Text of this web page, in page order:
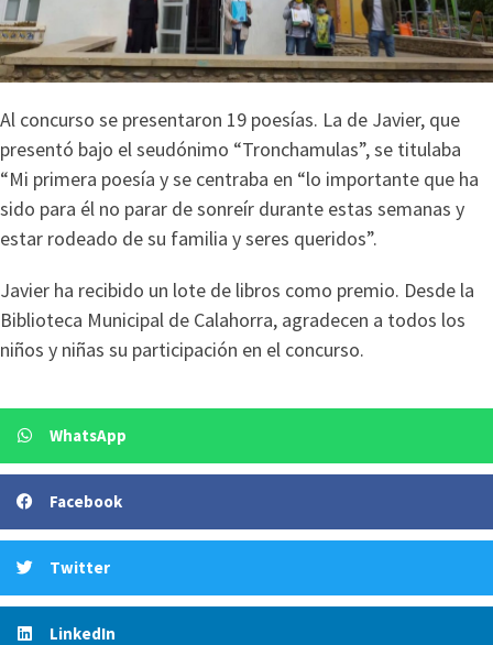
Al concurso se presentaron 19 poesías. La de Javier, que
presentó bajo el seudónimo “Tronchamulas”, se titulaba
“Mi primera poesía y se centraba en “lo importante que ha
sido para él no parar de sonreír durante estas semanas y
estar rodeado de su familia y seres queridos”.
Javier ha recibido un lote de libros como premio. Desde la
Biblioteca Municipal de Calahorra, agradecen a todos los
niños y niñas su participación en el concurso.
WhatsApp
Facebook
Twitter
LinkedIn